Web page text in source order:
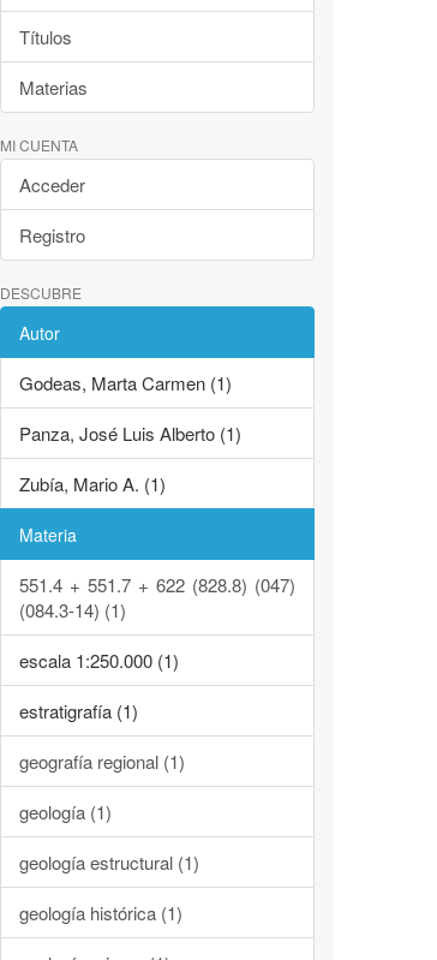
Títulos
Materias
MI CUENTA
Acceder
Registro
DESCUBRE
Autor
Godeas, Marta Carmen (1)
Panza, José Luis Alberto (1)
Zubía, Mario A. (1)
Materia
551.4 + 551.7 + 622 (828.8) (047)
(084.3-14) (1)
escala 1:250.000 (1)
estratigrafía (1)
geografía regional (1)
geología (1)
geología estructural (1)
geología histórica (1)